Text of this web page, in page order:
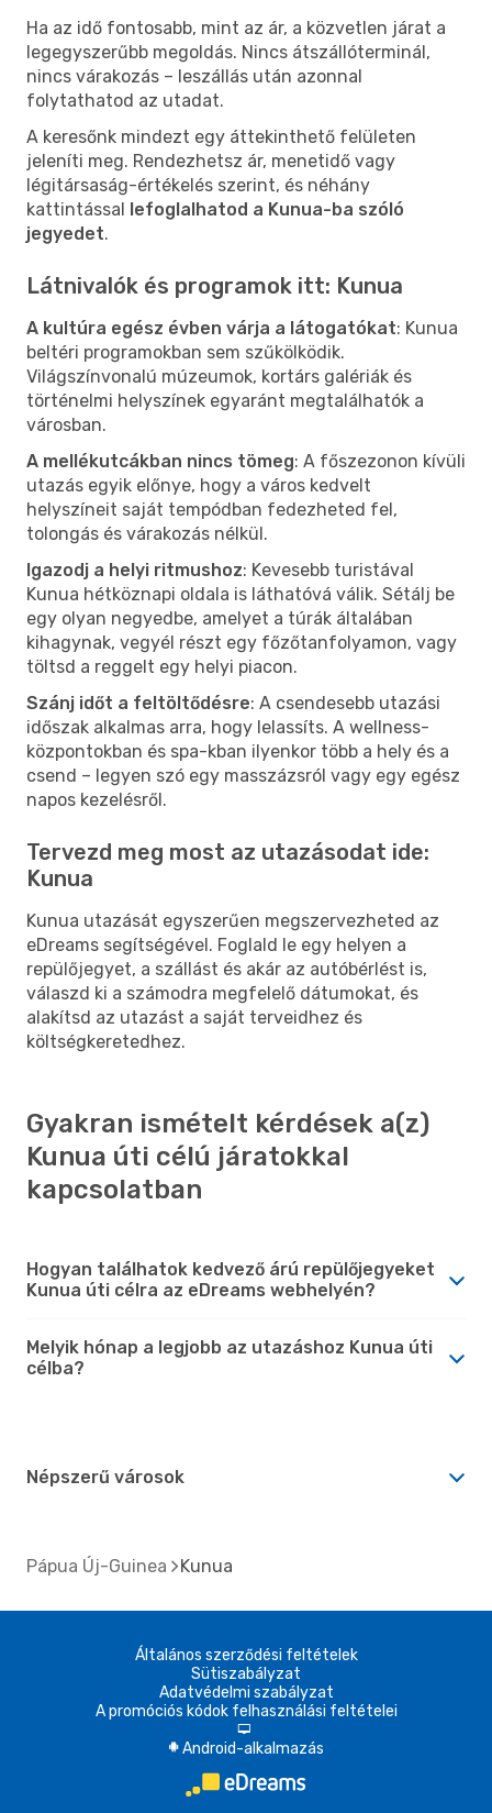
Ha az idő fontosabb, mint az ár, a közvetlen járat a
legegyszerűbb megoldás. Nincs átszállóterminál,
nincs várakozás – leszállás után azonnal
folytathatod az utadat.
A keresőnk mindezt egy áttekinthető felületen
jeleníti meg. Rendezhetsz ár, menetidő vagy
légitársaság-értékelés szerint, és néhány
kattintással lefoglalhatod a Kunua-ba szóló
jegyedet.
Látnivalók és programok itt: Kunua
A kultúra egész évben várja a látogatókat: Kunua
beltéri programokban sem szűkölködik.
Világszínvonalú múzeumok, kortárs galériák és
történelmi helyszínek egyaránt megtalálhatók a
városban.
A mellékutcákban nincs tömeg: A főszezonon kívüli
utazás egyik előnye, hogy a város kedvelt
helyszíneit saját tempódban fedezheted fel,
tolongás és várakozás nélkül.
Igazodj a helyi ritmushoz: Kevesebb turistával
Kunua hétköznapi oldala is láthatóvá válik. Sétálj be
egy olyan negyedbe, amelyet a túrák általában
kihagynak, vegyél részt egy főzőtanfolyamon, vagy
töltsd a reggelt egy helyi piacon.
Szánj időt a feltöltődésre: A csendesebb utazási
időszak alkalmas arra, hogy lelassíts. A wellness-
központokban és spa-kban ilyenkor több a hely és a
csend – legyen szó egy masszázsról vagy egy egész
napos kezelésről.
Tervezd meg most az utazásodat ide:
Kunua
Kunua utazását egyszerűen megszervezheted az
eDreams segítségével. Foglald le egy helyen a
repülőjegyet, a szállást és akár az autóbérlést is,
válaszd ki a számodra megfelelő dátumokat, és
alakítsd az utazást a saját terveidhez és
költségkeretedhez.
Gyakran ismételt kérdések a(z)
Kunua úti célú járatokkal
kapcsolatban
Hogyan találhatok kedvező árú repülőjegyeket
Kunua úti célra az eDreams webhelyén?
Melyik hónap a legjobb az utazáshoz Kunua úti
célba?
Népszerű városok
Pápua Új-Guinea Kunua
Általános szerződési feltételek
Sütiszabályzat
Adatvédelmi szabályzat
A promóciós kódok felhasználási feltételei
d
A Android-alkalmazás